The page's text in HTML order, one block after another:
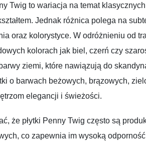
Twig to wariacja na temat
Jednak różnica polega na
oraz kolorystyce. W odróżnieniu od
kolorach jak biel, czerń czy
ziemi, które nawiązują do
o barwach beżowych, brązowych,
elegancji i świeżości.
że płytki Penny Twig często są
co zapewnia im wysoką